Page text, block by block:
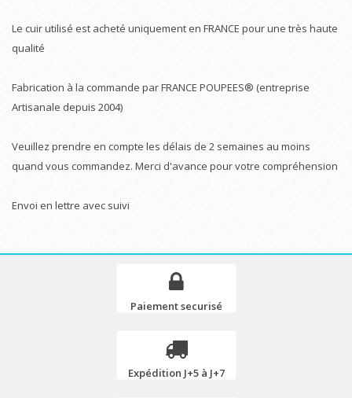
Le cuir utilisé est acheté uniquement en FRANCE pour une très haute
qualité
Fabrication à la commande par FRANCE POUPEES® (entreprise
Artisanale depuis 2004)
Veuillez prendre en compte les délais de 2 semaines au moins
quand vous commandez. Merci d'avance pour votre compréhension
Envoi en lettre avec suivi
Paiement securisé
Expédition J+5 à J+7